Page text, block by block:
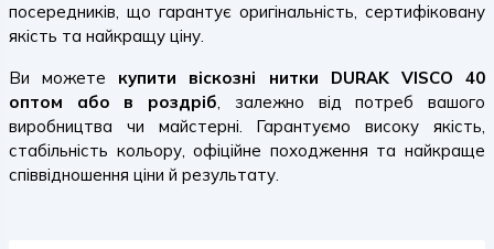
посередників, що гарантує оригінальність, сертифіковану
якість та найкращу ціну.
Ви можете купити віскозні нитки DURAK VISCO 40
оптом або в роздріб, залежно від потреб вашого
виробництва чи майстерні. Гарантуємо високу якість,
стабільність кольору, офіційне походження та найкраще
співвідношення ціни й результату.